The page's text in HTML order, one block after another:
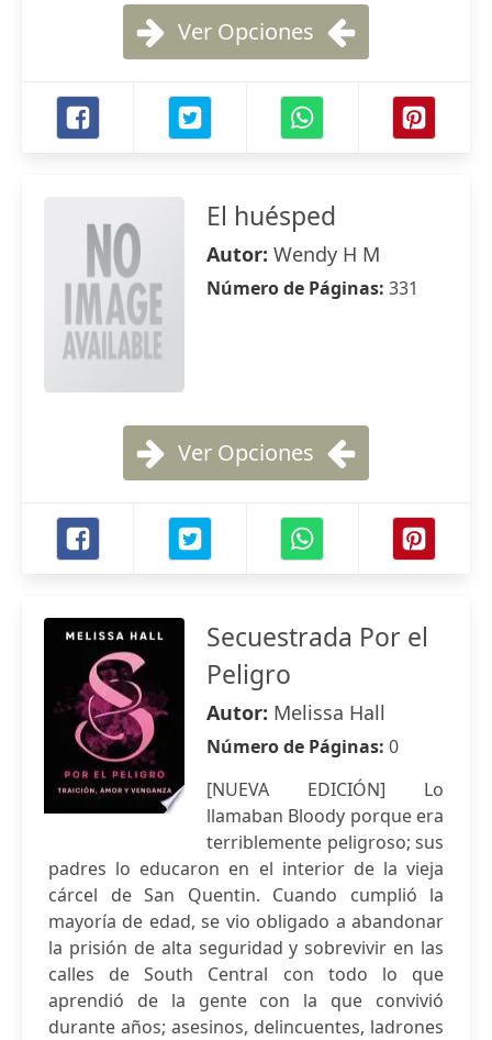
Ver Opciones
El huésped
Autor: Wendy H M
Número de Páginas: 331
Ver Opciones
Secuestrada Por el
Peligro
Autor: Melissa Hall
Número de Páginas: 0
[NUEVA EDICIÓN] Lo
llamaban Bloody porque era
terriblemente peligroso; sus
padres lo educaron en el interior de la vieja
cárcel de San Quentin. Cuando cumplió la
mayoría de edad, se vio obligado a abandonar
la prisión de alta seguridad y sobrevivir en las
calles de South Central con todo lo que
aprendió de la gente con la que convivió
durante años; asesinos, delincuentes, ladrones